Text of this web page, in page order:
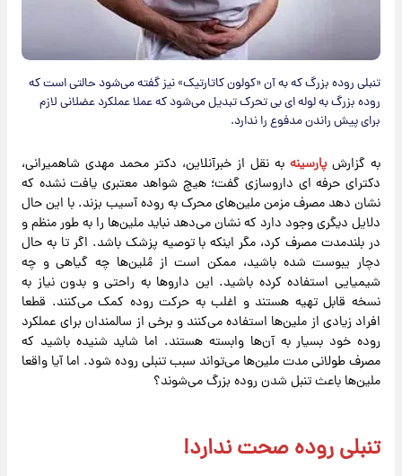
تنبلی روده بزرگ که به آن «کولون کاتارتیک» نیز گفته می‌شود حالتی است که
روده بزرگ به لوله‌ ای بی‌ تحرک تبدیل می‌شود که عملا عملکرد عضلانی لازم
برای پیش راندن مدفوع را ندارد.
به گزارش پارسینه به نقل از خبرآنلاین، دکتر محمد مهدی شاهمیرانی،
دکترای حرفه ای داروسازی گفت؛ هیچ شواهد معتبری یافت نشده که
نشان دهد مصرف مزمن ملین‌های محرک به روده آسیب بزند. با این حال
دلایل دیگری وجود دارد که نشان می‌دهد نباید ملین‌ها را به‌ طور منظم و
در بلندمدت مصرف کرد، مگر اینکه با توصیه پزشک باشد. اگر تا به حال
دچار یبوست شده باشید، ممکن است از مُلین‌ها چه گیاهی و چه
شیمیایی استفاده کرده باشید. این داروها به‌ راحتی و بدون نیاز به
نسخه قابل تهیه هستند و اغلب به حرکت روده کمک می‌کنند. قطعا
افراد زیادی از ملین‌ها استفاده می‌کنند و برخی از سالمندان برای عملکرد
روده خود بسیار به آن‌ها وابسته هستند. اما شاید شنیده باشید که
مصرف طولانی‌ مدت ملین‌ها می‌تواند سبب تنبلی روده شود. اما آیا واقعا
ملین‌ها باعث تنبل شدن روده بزرگ می‌شوند؟
تنبلی روده صحت ندارد!